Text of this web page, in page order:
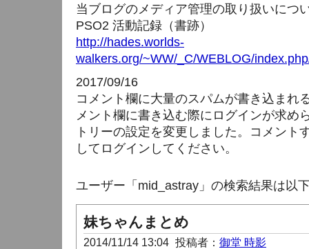
当ブログのメディア管理の取り扱いにつ
PSO2 活動記録（書跡）
http://hades.worlds-
walkers.org/~WW/_C/WEBLOG/
2017/09/16
コメント欄に大量のスパムが書き込まれ
メント欄に書き込む際にログインが求め
トリーの設定を変更しました。コメント
してログインしてください。
ユーザー「mid_astray」の検索結果は以
妹ちゃんまとめ
2014/11/14 13:04 投稿者： 御堂 時影